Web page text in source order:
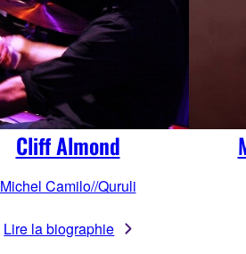
Cliff Almond
Michel Camilo//Quruli
Lire la biographie